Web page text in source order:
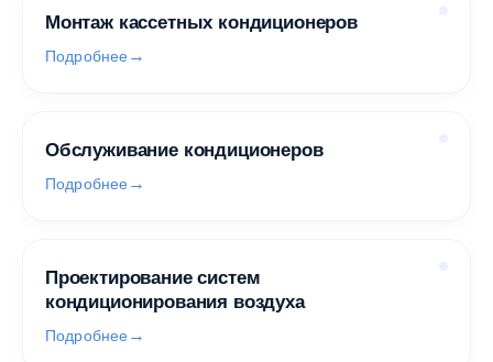
Монтаж кассетных кондиционеров
Подробнее
Обслуживание кондиционеров
Подробнее
Проектирование систем
кондиционирования воздуха
Подробнее